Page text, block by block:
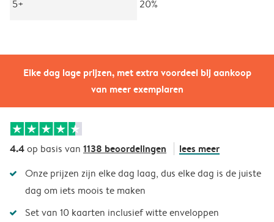
Elke dag lage prijzen, met extra voordeel bij aankoop
van meer exemplaren
5+
20%
4.4op basis van 1138 beoordelingen lees meer
Onze prijzen zijn elke dag laag, dus elke dag is de juiste
dag om iets moois te maken
Set van 10 kaarten inclusief witte enveloppen